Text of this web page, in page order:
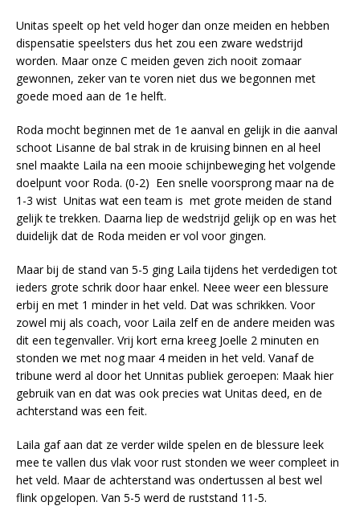
Unitas speelt op het veld hoger dan onze meiden en hebben
dispensatie speelsters dus het zou een zware wedstrijd
worden. Maar onze C meiden geven zich nooit zomaar
gewonnen, zeker van te voren niet dus we begonnen met
goede moed aan de 1e helft.
Roda mocht beginnen met de 1e aanval en gelijk in die aanval
schoot Lisanne de bal strak in de kruising binnen en al heel
snel maakte Laila na een mooie schijnbeweging het volgende
doelpunt voor Roda. (0-2) Een snelle voorsprong maar na de
1-3 wist Unitas wat een team is met grote meiden de stand
gelijk te trekken. Daarna liep de wedstrijd gelijk op en was het
duidelijk dat de Roda meiden er vol voor gingen.
Maar bij de stand van 5-5 ging Laila tijdens het verdedigen tot
ieders grote schrik door haar enkel. Neee weer een blessure
erbij en met 1 minder in het veld. Dat was schrikken. Voor
zowel mij als coach, voor Laila zelf en de andere meiden was
dit een tegenvaller. Vrij kort erna kreeg Joelle 2 minuten en
stonden we met nog maar 4 meiden in het veld. Vanaf de
tribune werd al door het Unnitas publiek geroepen: Maak hier
gebruik van en dat was ook precies wat Unitas deed, en de
achterstand was een feit.
Laila gaf aan dat ze verder wilde spelen en de blessure leek
mee te vallen dus vlak voor rust stonden we weer compleet in
het veld. Maar de achterstand was ondertussen al best wel
flink opgelopen. Van 5-5 werd de ruststand 11-5.